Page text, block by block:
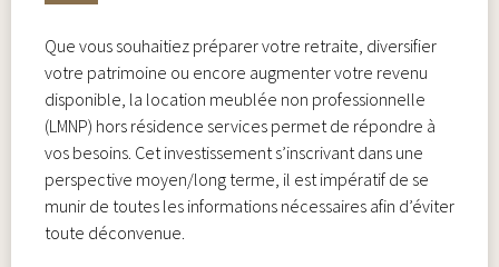
Que vous souhaitiez préparer votre retraite, diversifier
votre patrimoine ou encore augmenter votre revenu
disponible, la location meublée non professionnelle
(LMNP) hors résidence services permet de répondre à
vos besoins. Cet investissement s’inscrivant dans une
perspective moyen/long terme, il est impératif de se
munir de toutes les informations nécessaires afin d’éviter
toute déconvenue.